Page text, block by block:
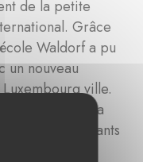
de la petite
Grâce
Waldorf a pu
un nouveau
ville.
dans la
des enseignants